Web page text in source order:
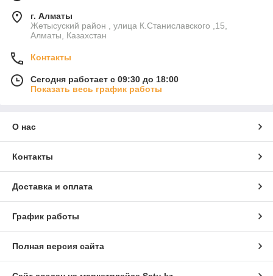
г. Алматы
Жетысуский район , улица К.Станиславского ,15,
Алматы, Казахстан
Контакты
Сегодня работает с 09:30 до 18:00
Показать весь график работы
О нас
Контакты
Доставка и оплата
График работы
Полная версия сайта